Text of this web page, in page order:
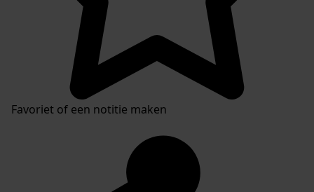
Favoriet of een notitie maken